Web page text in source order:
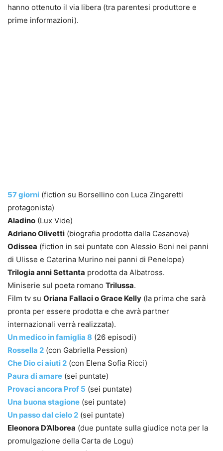
hanno ottenuto il via libera (tra parentesi produttore e
prime informazioni).
57 giorni (fiction su Borsellino con Luca Zingaretti
protagonista)
Aladino (Lux Vide)
Adriano Olivetti (biografia prodotta dalla Casanova)
Odissea (fiction in sei puntate con Alessio Boni nei panni
di Ulisse e Caterina Murino nei panni di Penelope)
Trilogia anni Settanta prodotta da Albatross.
Miniserie sul poeta romano Trilussa.
Film tv su Oriana Fallaci o Grace Kelly (la prima che sarà
pronta per essere prodotta e che avrà partner
internazionali verrà realizzata).
Un medico in famiglia 8 (26 episodi)
Rossella 2 (con Gabriella Pession)
Che Dio ci aiuti 2 (con Elena Sofia Ricci)
Paura di amare (sei puntate)
Provaci ancora Prof 5 (sei puntate)
Una buona stagione (sei puntate)
Un passo dal cielo 2 (sei puntate)
Eleonora D’Alborea (due puntate sulla giudice nota per la
promulgazione della Carta de Logu)